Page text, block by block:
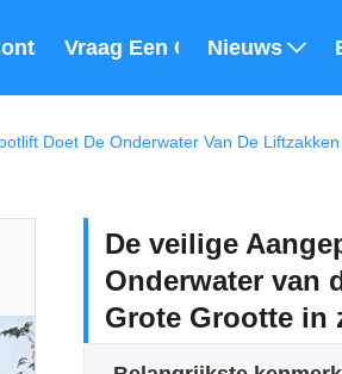
Met Ons Op
Vraag Een OfferteNieuws
Doet De Onderwater Van De
De veilige
Onderwater van
Grote Grootte in